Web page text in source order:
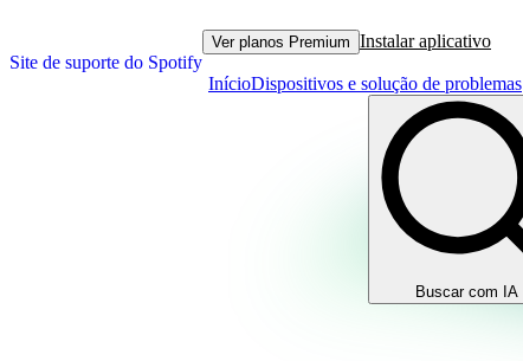
Site de suporte do Spotify
Ver planos Premium Instalar aplicativo
InícioDispositivos e solução de problemas
Buscar com IA